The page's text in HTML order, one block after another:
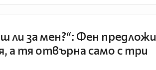
ли за мен?“: Фен предложи
а тя отвърна само с три